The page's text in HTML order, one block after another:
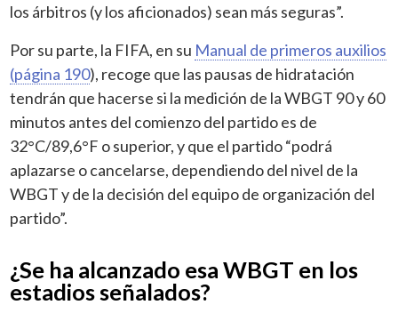
los árbitros (y los aficionados) sean más seguras”.
Por su parte, la FIFA, en su Manual de primeros auxilios
(página 190), recoge que las pausas de hidratación
tendrán que hacerse si la medición de la WBGT 90 y 60
minutos antes del comienzo del partido es de
32°C/89,6°F o superior, y que el partido “podrá
aplazarse o cancelarse, dependiendo del nivel de la
WBGT y de la decisión del equipo de organización del
partido”.
¿Se ha alcanzado esa WBGT en los
estadios señalados?